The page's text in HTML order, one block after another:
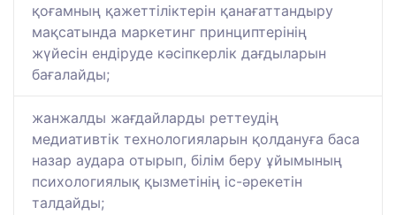
қоғамның қажеттіліктерін қанағаттандыру
мақсатында маркетинг принциптерінің
жүйесін ендіруде кәсіпкерлік дағдыларын
бағалайды;
жанжалды жағдайларды реттеудің
медиативтік технологияларын қолдануға баса
назар аудара отырып, білім беру ұйымының
психологиялық қызметінің іс-әрекетін
талдайды;